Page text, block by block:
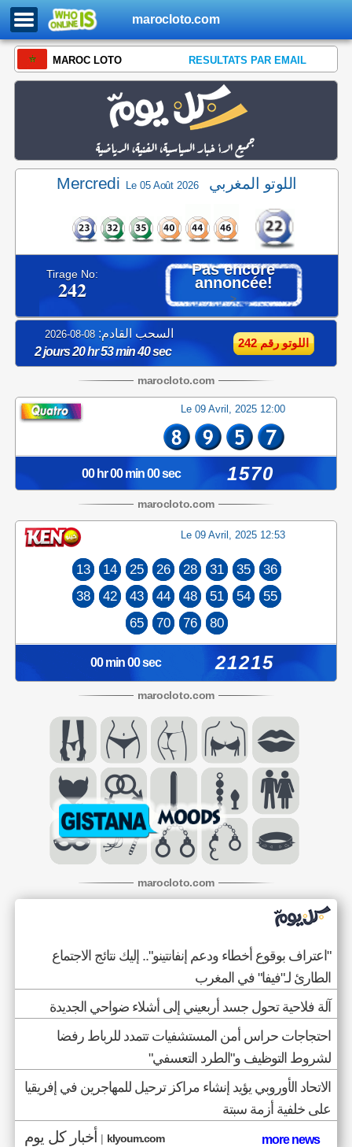
marocloto.com
MAROC LOTO RESULTATS PAR EMAIL
Mercredi Le 05 Août 2026 اللوتو المغربي
Tirage No:
242
Pas encore
annoncée!
>
السحب القادم: 08-08-2026
2 jours 20 hr 53 min 40 sec
اللوتو رقم 242
marocloto.com
Le 09 Avril, 2025 12:00
00 hr 00 min 00 sec 1570
marocloto.com
Le 09 Avril, 2025 12:53
13 14 25 26 28 31 35
36
38
42 43 44 48 51 54
55
65
70 76 80
00 min 00 sec 21215
marocloto.com
marocloto.com
"اعتراف بوقوع أخطاء ودعم إنفانتينو".. إليك نتائج الاجتماع
الطارئ لـ"فيفا" في المغرب
آلة فلاحية تحول جسد أربعيني إلى أشلاء ضواحي الجديدة
احتجاجات حراس أمن المستشفيات تتمدد للرباط رفضا
لشروط التوظيف و"الطرد التعسفي"
الاتحاد الأوروبي يؤيد إنشاء مراكز ترحيل للمهاجرين في إفريقيا
على خلفية أزمة سبتة
klyoum.com
| أخبار كل يوم more news